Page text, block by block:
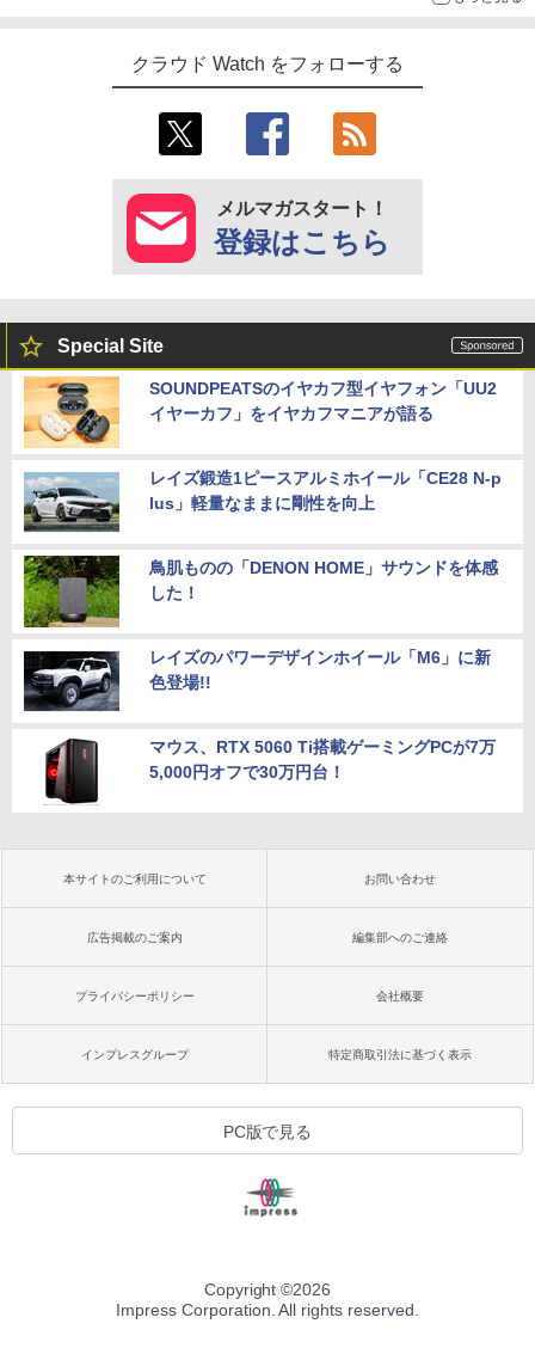
クラウド Watch をフォローする
メルマガスタート！
登録はこちら
Special Site
SOUNDPEATSのイヤカフ型イヤフォン「UU2
イヤーカフ」をイヤカフマニアが語る
レイズ鍛造1ピースアルミホイール「CE28 N-p
lus」軽量なままに剛性を向上
鳥肌ものの「DENON HOME」サウンドを体感
した！
レイズのパワーデザインホイール「M6」に新
色登場!!
マウス、RTX 5060 Ti搭載ゲーミングPCが7万
5,000円オフで30万円台！
本サイトのご利用について お問い合わせ
広告掲載のご案内 編集部へのご連絡
プライバシーポリシー 会社概要
インプレスグループ 特定商取引法に基づく表示
PC版で見る
Copyright ©2026
Impress Corporation. All rights reserved.